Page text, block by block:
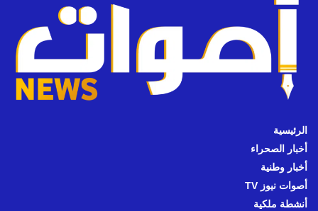
الرئيسية
أخبار الصحراء
أخبار وطنية
أصوات نيوز TV
أنشطة ملكية